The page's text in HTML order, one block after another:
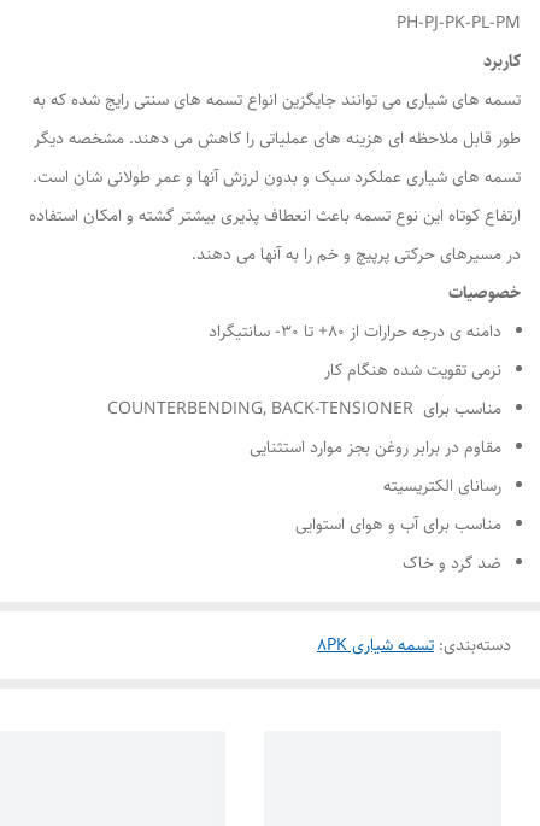
PH-PJ-PK-PL-PM
کاربرد
تسمه های شیاری می توانند جایگزین انواع تسمه های سنتی رایج شده که به
طور قابل ملاحظه ای هزینه های عملیاتی را کاهش می دهند. مشخصه دیگر
تسمه های شیاری عملکرد سبک و بدون لرزش آنها و عمر طولانی شان است.
ارتفاع کوتاه این نوع تسمه باعث انعطاف پذیری بیشتر گشته و امکان استفاده
در مسیرهای حرکتی پرپیچ و خم را به آنها می دهند.
خصوصیات
دامنه ی درجه حرارات از ۸۰+ تا ۳۰- سانتیگراد
نرمی تقویت شده هنگام کار
مناسب برای COUNTERBENDING, BACK-TENSIONER
مقاوم در برابر روغن بجز موارد استثنایی
رسانای الکتریسیته
مناسب برای آب و هوای استوایی
ضد گرد و خاک
دسته‌بندی: تسمه شیاری 8PK